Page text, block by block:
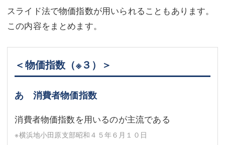
スライド法で物価指数が用いられることもあります。
この内容をまとめます。
＜物価指数 （※３） ＞
あ 消費者物価指数
消費者物価指数を用いるのが主流である
※横浜地小田原支部昭和４５年６月１０日